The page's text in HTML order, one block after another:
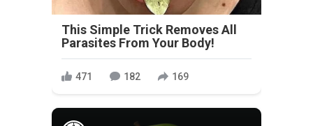
This Simple Trick Removes All
Parasites From Your Body!
471 182 169